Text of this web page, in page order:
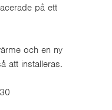
på ett
och en ny
att installeras.